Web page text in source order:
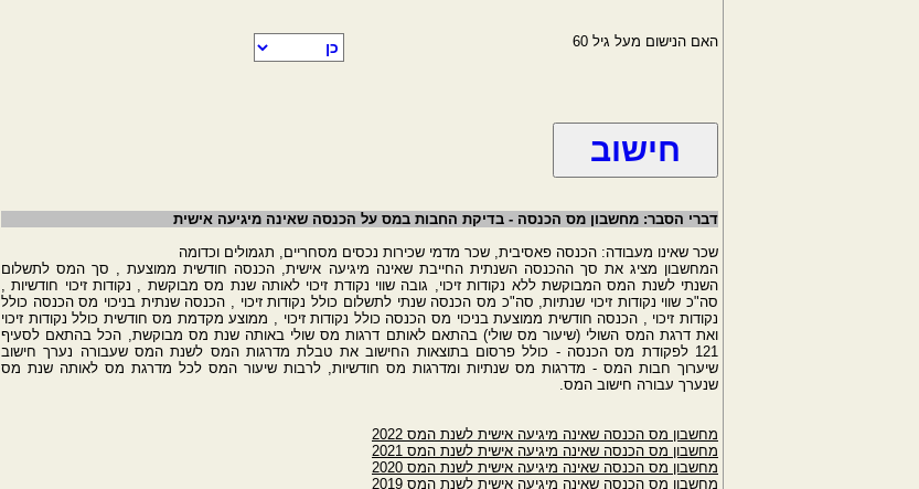
האם הנישום מעל גיל 60
דברי הסבר: מחשבון מס הכנסה - בדיקת החבות במס על הכנסה שאינה מיגיעה אישית
שכר שאינו מעבודה: הכנסה פאסיבית, שכר מדמי שכירות נכסים מסחריים, תגמולים וכדומה
המחשבון מציג את סך ההכנסה השנתית החייבת שאינה מיגיעה אישית, הכנסה חודשית ממוצעת , סך המס לתשלום
השנתי לשנת המס המבוקשת ללא נקודות זיכוי, גובה שווי נקודת זיכוי לאותה שנת מס מבוקשת , נקודות זיכוי חודשיות ,
סה"כ שווי נקודות זיכוי שנתיות, סה"כ מס הכנסה שנתי לתשלום כולל נקודות זיכוי , הכנסה שנתית בניכוי מס הכנסה כולל
נקודות זיכוי , הכנסה חודשית ממוצעת בניכוי מס הכנסה כולל נקודות זיכוי , ממוצע מקדמת מס חודשית כולל נקודות זיכוי
ואת דרגת המס השולי (שיעור מס שולי) בהתאם לאותם דרגות מס שולי באותה שנת מס מבוקשת, הכל בהתאם לסעיף
121 לפקודת מס הכנסה - כולל פרסום בתוצאות החישוב את טבלת מדרגות המס לשנת המס שעבורה נערך חישוב
שיערוך חבות המס - מדרגות מס שנתיות ומדרגות מס חודשיות, לרבות שיעור המס לכל מדרגת מס לאותה שנת מס
שנערך עבורה חישוב המס.
מחשבון מס הכנסה שאינה מיגיעה אישית לשנת המס 2022
מחשבון מס הכנסה שאינה מיגיעה אישית לשנת המס 2021
מחשבון מס הכנסה שאינה מיגיעה אישית לשנת המס 2020
מחשבון מס הכנסה שאינה מיגיעה אישית לשנת המס 2019